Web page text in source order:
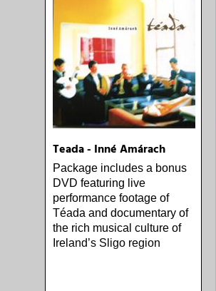
Teada - Inné Amárach
Package includes a bonus
DVD featuring live
performance footage of
Téada and documentary of
the rich musical culture of
Ireland’s Sligo region